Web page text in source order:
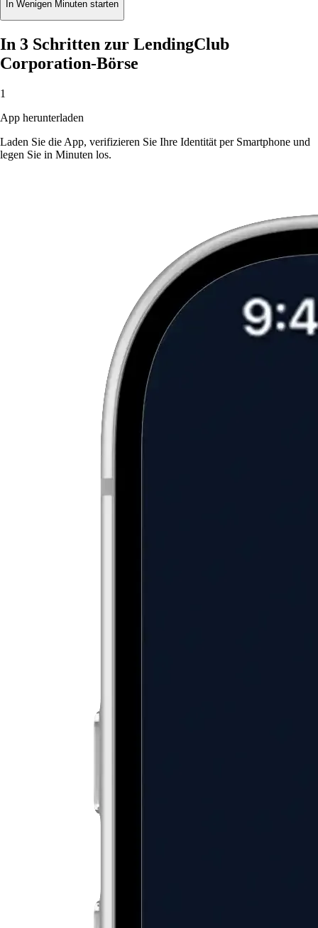
In Wenigen Minuten starten
In 3 Schritten zur LendingClub
Corporation-Börse
1
App herunterladen
Laden Sie die App, verifizieren Sie Ihre Identität per Smartphone und
legen Sie in Minuten los.